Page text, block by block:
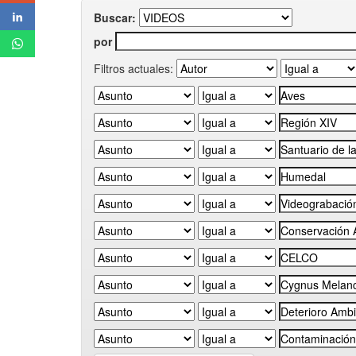
Buscar:
por
Filtros actuales: